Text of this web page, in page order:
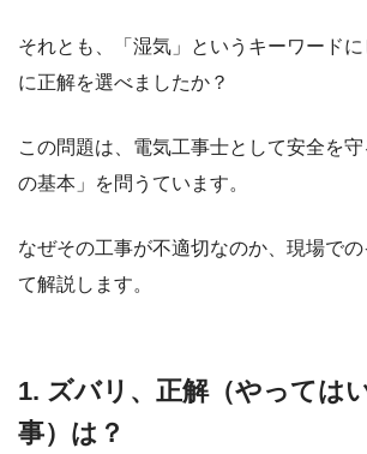
それとも、「湿気」というキーワード
に正解を選べましたか？
この問題は、電気工事士として安全を
の基本」を問うています。
なぜその工事が不適切なのか、現場で
て解説します。
1. ズバリ、正解（やっては
事）は？